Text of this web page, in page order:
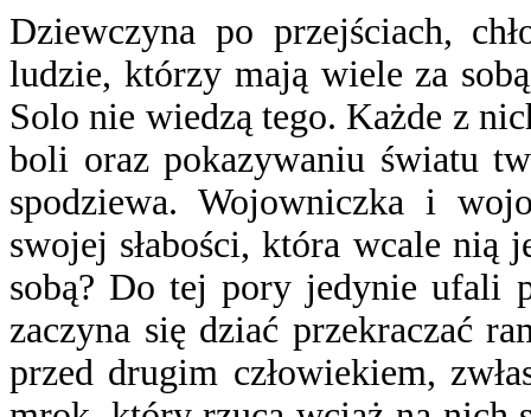
Dziewczyna po przejściach,
ludzie, którzy mają wiele za
Solo nie wiedzą tego. Każde z
boli oraz pokazywaniu światu
spodziewa. Wojowniczka i
swojej słabości, która wcale nią
sobą? Do tej pory jedynie ufali
zaczyna się dziać przekraczać
przed drugim człowiekiem,